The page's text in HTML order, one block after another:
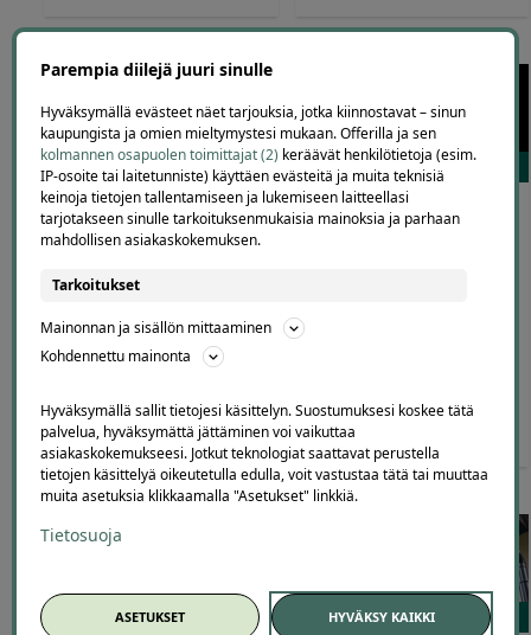
41
Keratiini hiustenhoito | -27
% | Kerava
Kauppakaari 8, Kerava
90,00€ 65,00 €
Telia – liittymätarjous
0,00 €
3457
Parempia diilejä juuri sinulle
Hyväksymällä evästeet näet tarjouksia, jotka kiinnostavat – sinun
kaupungista ja omien mieltymystesi mukaan. Offerilla ja sen
kolmannen osapuolen toimittajat (2) keräävät henkilötietoja (esim.
IP-osoite tai laitetunniste) käyttäen evästeitä ja muita teknisiä
keinoja tietojen tallentamiseen ja lukemiseen laitteellasi
tarjotakseen sinulle tarkoituksenmukaisia mainoksia ja parhaan
mahdollisen asiakaskokemuksen.
Tarkoitukset
Mainonnan ja sisällön mittaaminen
Kohdennettu mainonta
Hyväksymällä sallit tietojesi käsittelyn. Suostumuksesi koskee tätä
palvelua, hyväksymättä jättäminen voi vaikuttaa
asiakaskokemukseesi. Jotkut teknologiat saattavat perustella
tietojen käsittelyä oikeutetulla edulla, voit vastustaa tätä tai muuttaa
muita asetuksia klikkaamalla "Asetukset" linkkiä.
Tietosuoja
ASETUKSET HYVÄKSY KAIKKI